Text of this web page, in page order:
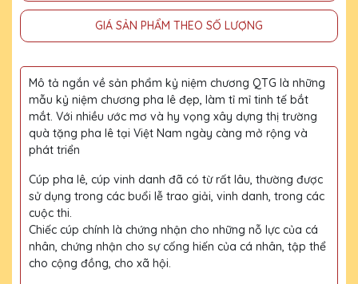
GIÁ SẢN PHẨM THEO SỐ LƯỢNG
Mô tả ngắn về sản phẩm kỷ niệm chương QTG là những
mẫu kỷ niệm chương pha lê đẹp, làm tỉ mỉ tinh tế bắt
mắt. Với nhiều ước mơ và hy vọng xây dựng thị trường
quà tặng pha lê tại Việt Nam ngày càng mở rộng và
phát triển
Cúp pha lê, cúp vinh danh đã có từ rất lâu, thường được
sử dụng trong các buổi lễ trao giải, vinh danh, trong các
cuộc thi.
Chiếc cúp chính là chứng nhận cho những nỗ lực của cá
nhân, chứng nhận cho sự cống hiến của cá nhân, tập thể
cho cộng đồng, cho xã hội.